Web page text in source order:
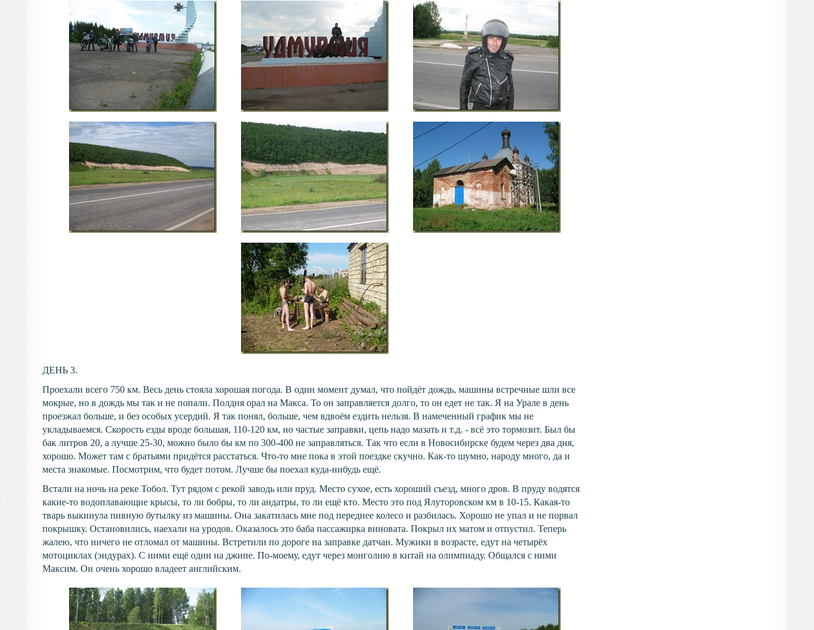
ДЕНЬ 3.
Проехали всего 750 км. Весь день стояла хорошая погода. В один момент думал, что пойдёт дождь, машины встречные шли все
мокрые, но в дождь мы так и не попали. Полдня орал на Макса. То он заправляется долго, то он едет не так. Я на Урале в день
проезжал больше, и без особых усердий. Я так понял, больше, чем вдвоём ездить нельзя. В намеченный график мы не
укладываемся. Скорость езды вроде большая, 110-120 км, но частые заправки, цепь надо мазать и т.д. - всё это тормозит. Был бы
бак литров 20, а лучше 25-30, можно было бы км по 300-400 не заправляться. Так что если в Новосибирске будем через два дня,
хорошо. Может там с братьями придётся расстаться. Что-то мне пока в этой поездке скучно. Как-то шумно, народу много, да и
места знакомые. Посмотрим, что будет потом. Лучше бы поехал куда-нибудь ещё.
Встали на ночь на реке Тобол. Тут рядом с рекой заводь или пруд. Место сухое, есть хороший съезд, много дров. В пруду водятся
какие-то водоплавающие крысы, то ли бобры, то ли андатры, то ли ещё кто. Место это под Ялуторовском км в 10-15. Какая-то
тварь выкинула пивную бутылку из машины. Она закатилась мне под переднее колесо и разбилась. Хорошо не упал и не порвал
покрышку. Остановились, наехали на уродов. Оказалось это баба пассажирка виновата. Покрыл их матом и отпустил. Теперь
жалею, что ничего не отломал от машины. Встретили по дороге на заправке датчан. Мужики в возрасте, едут на четырёх
мотоциклах (эндурах). С ними ещё один на джипе. По-моему, едут через монголию в китай на олимпиаду. Общался с ними
Максим. Он очень хорошо владеет английским.